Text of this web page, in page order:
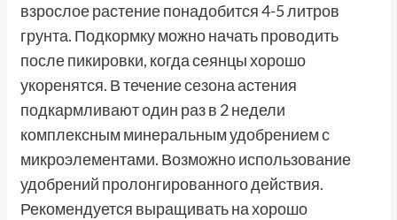
взрослое растение понадобится 4-5 литров
грунта. Подкормку можно начать проводить
после пикировки, когда сеянцы хорошо
укоренятся. В течение сезона астения
подкармливают один раз в 2 недели
комплексным минеральным удобрением с
микроэлементами. Возможно использование
удобрений пролонгированного действия.
Рекомендуется выращивать на хорошо